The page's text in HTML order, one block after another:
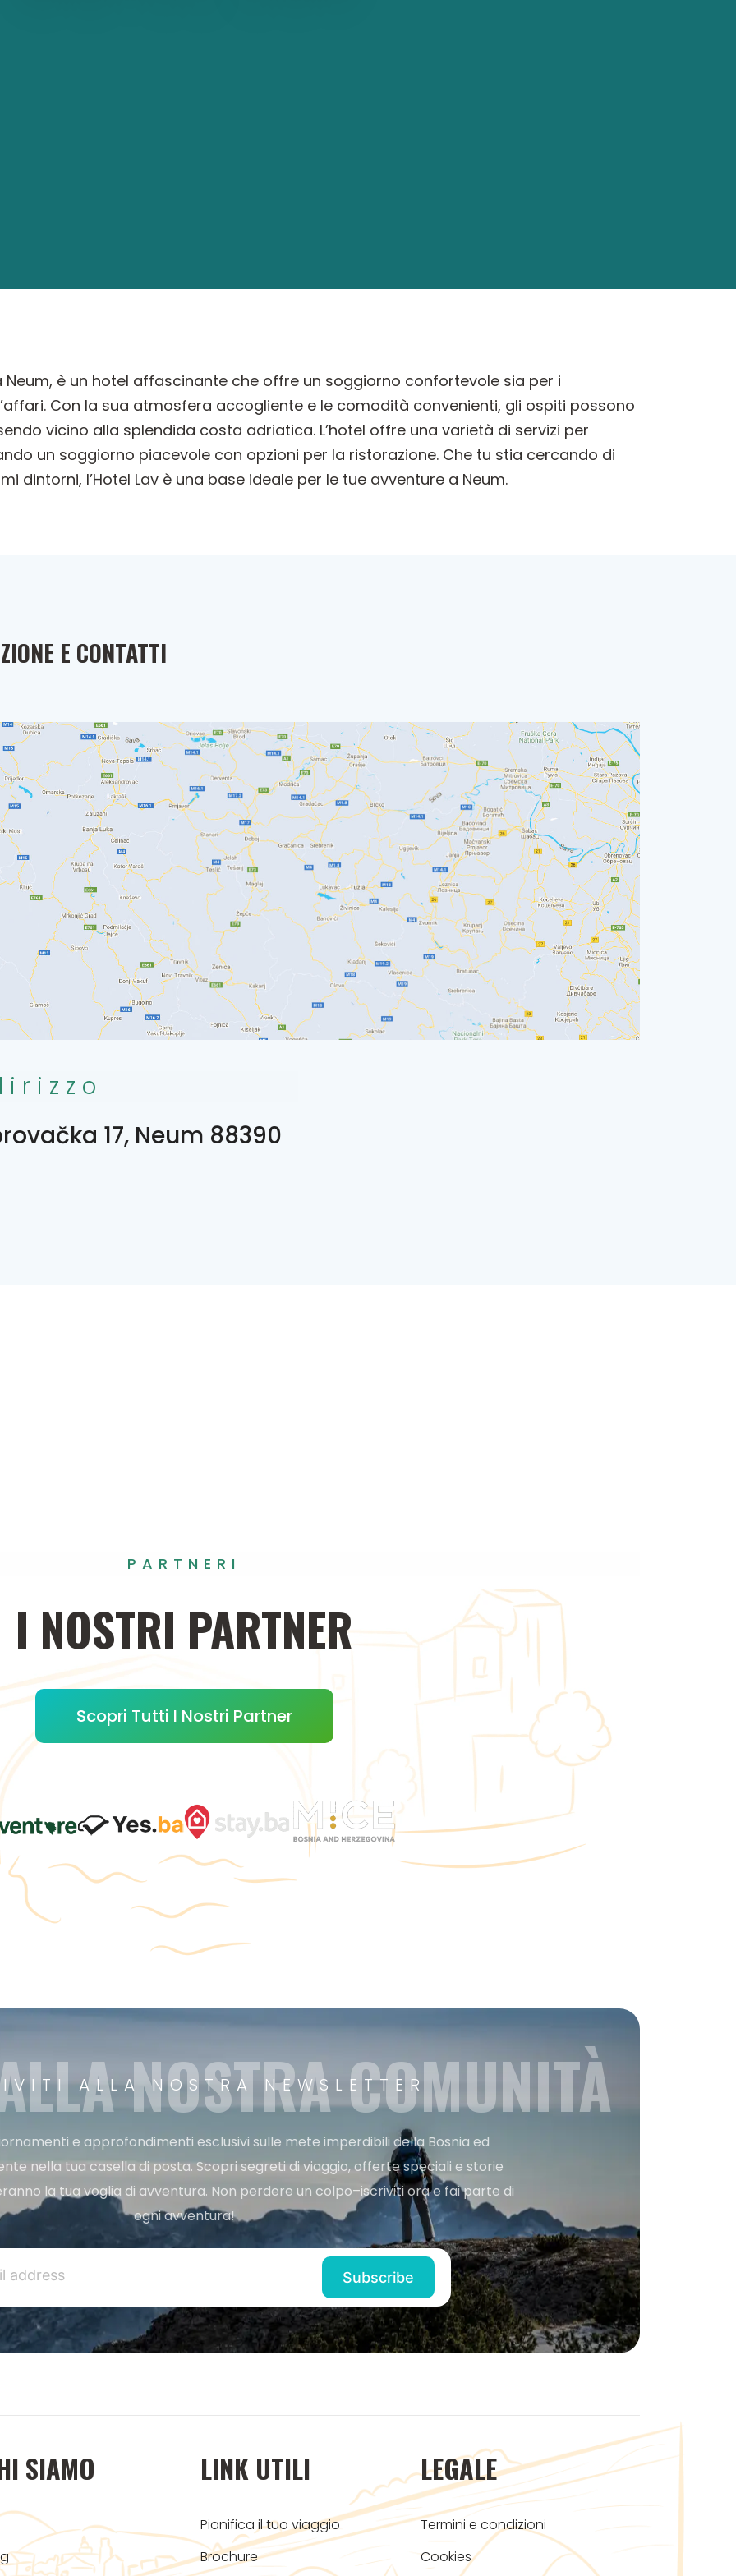
Neum, è un hotel affascinante che offre un soggiorno confortevole sia per i
Con la sua atmosfera accogliente e le comodità convenienti, gli ospiti possono
vicino alla splendida costa adriatica. L’hotel offre una varietà di servizi per
un soggiorno piacevole con opzioni per la ristorazione. Che tu stia cercando di
dintorni, l’Hotel Lav è una base ideale per le tue avventure a Neum.
E CONTATTI
17, Neum 88390
PARTNERI
I NOSTRI PARTNER
Scopri Tutti I Nostri Partner
ALLA NOSTRA NEWSLETTER
NOSTRA COMUNITÀ
e approfondimenti esclusivi sulle mete imperdibili della Bosnia ed
nella tua casella di posta. Scopri segreti di viaggio, offerte speciali e storie
la tua voglia di avventura. Non perdere un colpo–iscriviti ora e fai parte di
ogni avventura!
SIAMO LINK UTILI
Pianifica il tuo viaggio
Brochure
LEGALE
Termini e condizioni
Cookies